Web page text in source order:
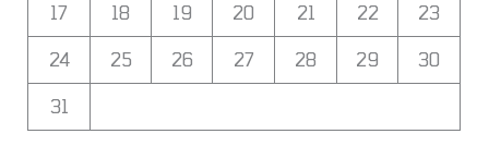
17 18 19 20 21 22 23
24 25 26 27 28 29 30
31